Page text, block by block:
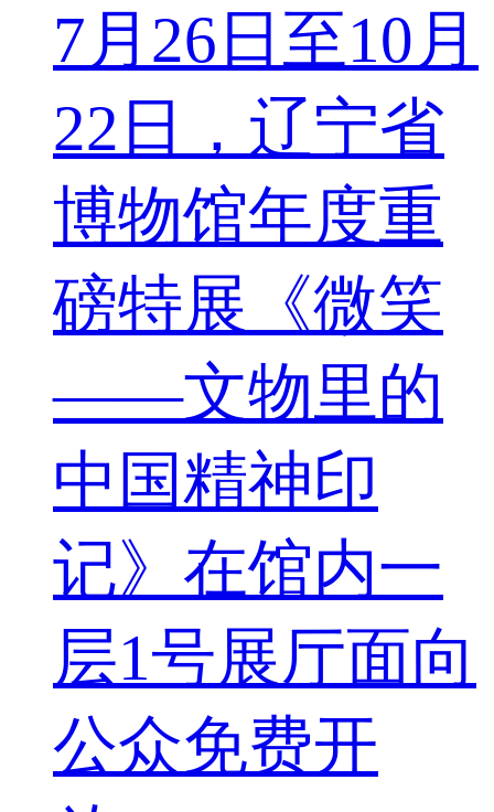
7月26日至10月
22日，辽宁省
博物馆年度重
磅特展《微笑
——文物里的
中国精神印
记》在馆内一
层1号展厅面向
公众免费开